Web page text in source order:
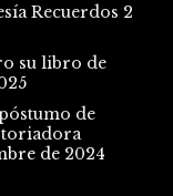
Recuerdos 2
su libro de
de
de 2024